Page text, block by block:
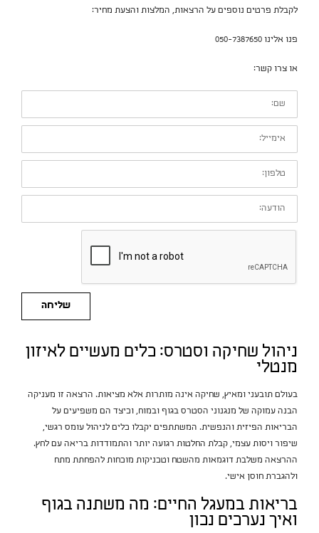
לקבלת פרטים נוספים על הרצאות, המלצות והצעת מחיר:
פנו אלינו 050-7387650
או צרו קשר:
שם:
אימייל:
טלפון:
הודעה:
שליחה
ניהול שחיקה וסטרס: כלים מעשיים לאיזון
מנטלי
בעולם תובעני ומאיץ, שחיקה אינה מותרות אלא מציאות. הרצאה זו מעניקה
הבנה עמוקה של מנגנוני הסטרס בגוף ובמוח, וכיצד הם משפיעים על
הבריאות הפיזית והנפשית. המשתתפים יקבלו כלים לניהול עומס רגשי,
שיפור ויסות עצמי, קבלת החלטות רגועה יותר והתמודדות בריאה עם לחץ.
ההרצאה משלבת דוגמאות מהשטח וטכניקות מוכחות להפחתת מתח
ולהגברת חוסן אישי.
בריאות במעגל החיים: מה משתנה בגוף
ואיך נערכים נכון